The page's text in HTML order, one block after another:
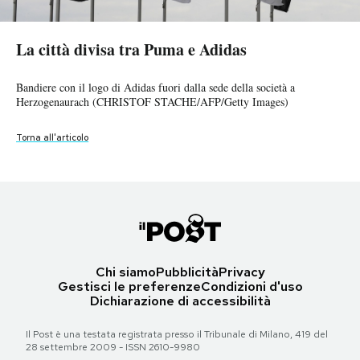
NEWSLETTER
I MIEI PREFERITI
AREA PERSONALE
Area Personale
Newsletter
La città divisa tra Puma e Adidas
La sede di Puma a Herzogenaurach (Timm Schamberger/dapd)
Torna all'articolo
La città divisa tra Puma e Adidas
Herzogenaurach il 6 ottobre 2014 (Alex Grimm/Getty Images)
La città divisa tra Puma e Adidas
Bandiere con il logo di Adidas fuori dalla sede della società a
Herzogenaurach (CHRISTOF STACHE/AFP/Getty Images)
Torna all'articolo
Lo store di Adidas a Herzogenaurach (Johannes Simon/Getty Images)
Torna all'articolo
Chi siamoPubblicitàPrivacy
Gestisci le preferenzeCondizioni d'uso
Dichiarazione di accessibilità
Il Post è una testata registrata presso il Tribunale di Milano, 419 del
28 settembre 2009 - ISSN 2610-9980